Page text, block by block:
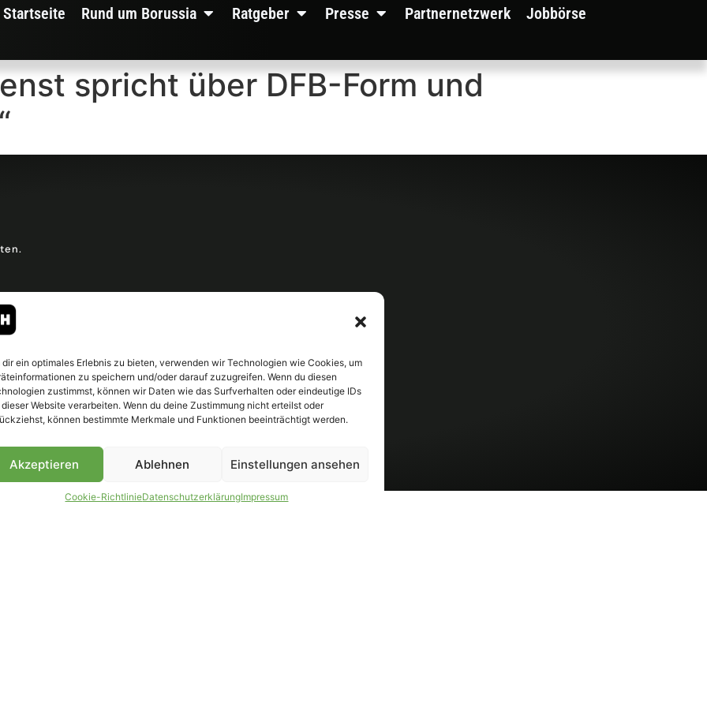
dir ein optimales Erlebnis zu bieten, verwenden wir Technologien wie Cookies, um
zu speichern und/oder darauf zuzugreifen. Wenn du diesen
zustimmst, können wir Daten wie das Surfverhalten oder eindeutige IDs
Website verarbeiten. Wenn du deine Zustimmung nicht erteilst oder
können bestimmte Merkmale und Funktionen beeinträchtigt werden.
Akzeptieren Ablehnen Einstellungen ansehen
Cookie-RichtlinieDatenschutzerklärungImpressum
Startseite Rund um Borussia Ratgeber Presse Partnernetzwerk Jobbörse
spricht über DFB-Form und